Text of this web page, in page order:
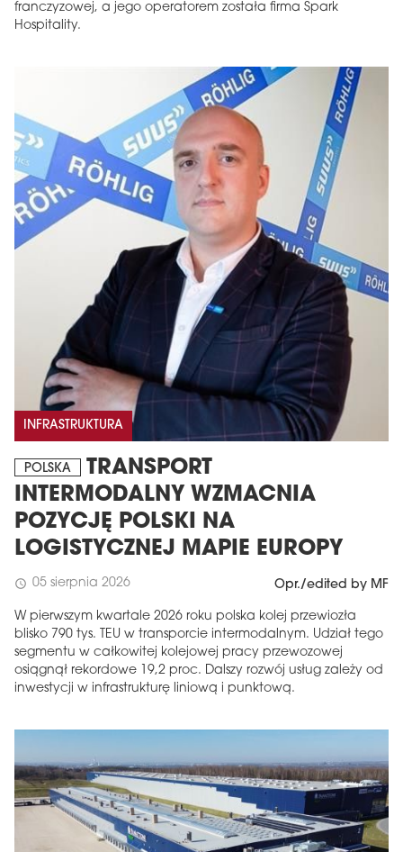
franczyzowej, a jego operatorem została firma Spark
Hospitality.
INFRASTRUKTURA
POLSKA
TRANSPORT
INTERMODALNY WZMACNIA
POZYCJĘ POLSKI NA
LOGISTYCZNEJ MAPIE EUROPY
schedule 05 sierpnia 2026 Opr./edited by MF
W pierwszym kwartale 2026 roku polska kolej przewiozła
blisko 790 tys. TEU w transporcie intermodalnym. Udział tego
segmentu w całkowitej kolejowej pracy przewozowej
osiągnął rekordowe 19,2 proc. Dalszy rozwój usług zależy od
inwestycji w infrastrukturę liniową i punktową.